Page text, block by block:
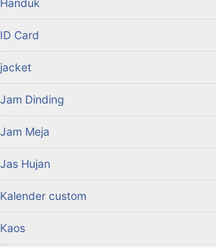
Handuk
ID Card
jacket
Jam Dinding
Jam Meja
Jas Hujan
Kalender custom
Kaos